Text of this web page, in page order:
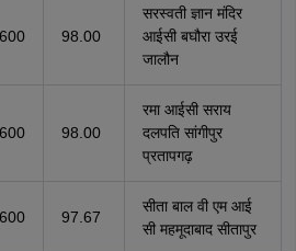
98.00
सरस्वती ज्ञान मंदिर
आईसी बघौरा उरई
जालौन
98.00
रमा आईसी सराय
दलपति सांगीपुर
प्रतापगढ़
97.67
सीता बाल वी एम आई
सी महमूदाबाद सीतापुर